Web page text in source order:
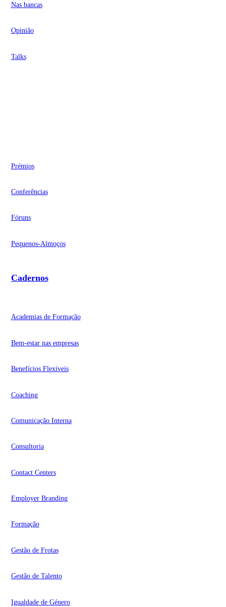
Nas bancas
Opinião
Talks
Prémios
Conferências
Fóruns
Pequenos-Almoços
Cadernos
Academias de Formação
Bem-estar nas empresas
Benefícios Flexíveis
Coaching
Comunicação Interna
Consultoria
Contact Centers
Employer Branding
Formação
Gestão de Frotas
Gestão de Talento
Igualdade de Género